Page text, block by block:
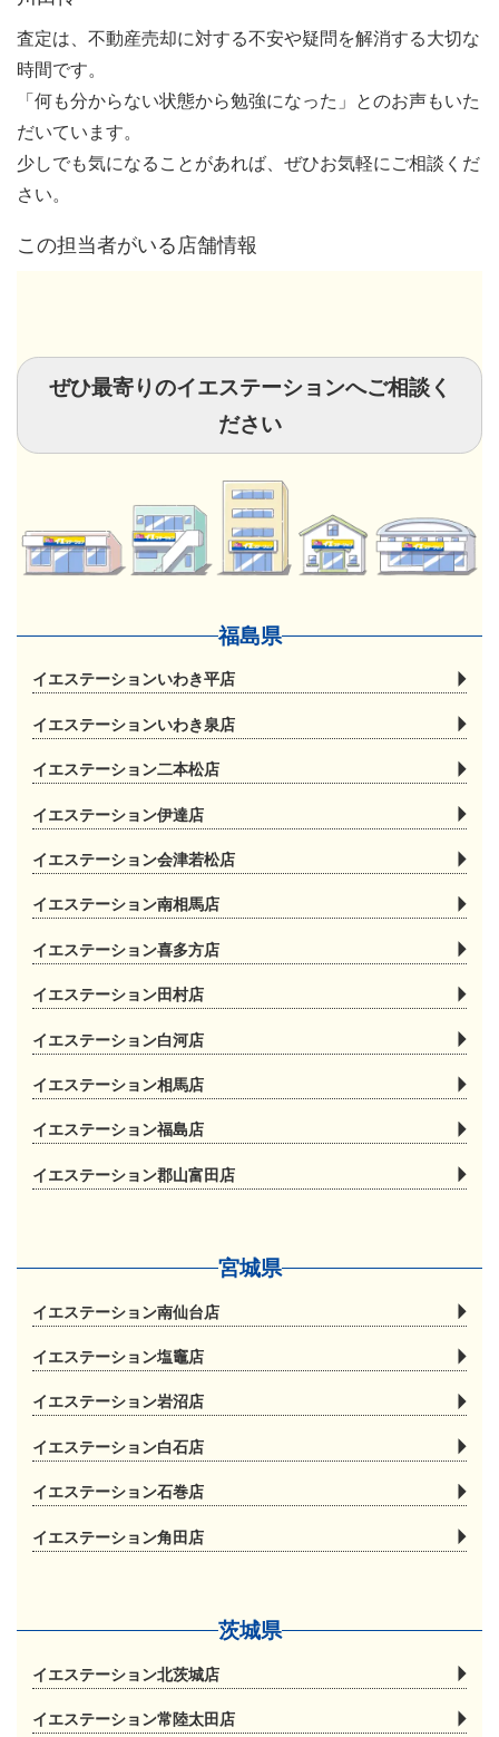
査定は、不動産売却に対する不安や疑問を解消する大切な
時間です。
「何も分からない状態から勉強になった」とのお声もいた
だいています。
少しでも気になることがあれば、ぜひお気軽にご相談くだ
さい。
この担当者がいる店舗情報
ぜひ最寄りのイエステーションへご相談く
ださい
福島県
イエステーションいわき平店
イエステーションいわき泉店
イエステーション二本松店
イエステーション伊達店
イエステーション会津若松店
イエステーション南相馬店
イエステーション喜多方店
イエステーション田村店
イエステーション白河店
イエステーション相馬店
イエステーション福島店
イエステーション郡山富田店
宮城県
イエステーション南仙台店
イエステーション塩竈店
イエステーション岩沼店
イエステーション白石店
イエステーション石巻店
イエステーション角田店
茨城県
イエステーション北茨城店
イエステーション常陸太田店